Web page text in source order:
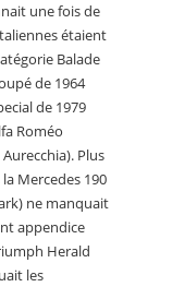
une fois de
étaient
Balade
de 1964
de 1979
Roméo
Plus
Mercedes 190
ne manquait
appendice
Herald
les